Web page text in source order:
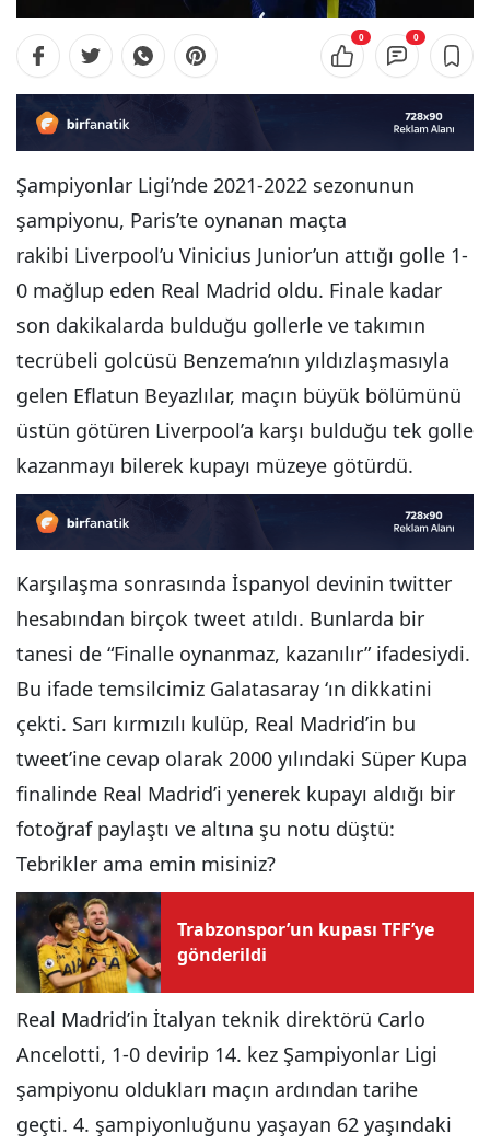
0 0
Şampiyonlar Ligi’nde 2021-2022 sezonunun
şampiyonu, Paris’te oynanan maçta
rakibi Liverpool’u Vinicius Junior’un attığı golle 1-
0 mağlup eden Real Madrid oldu. Finale kadar
son dakikalarda bulduğu gollerle ve takımın
tecrübeli golcüsü Benzema’nın yıldızlaşmasıyla
gelen Eflatun Beyazlılar, maçın büyük bölümünü
üstün götüren Liverpool’a karşı bulduğu tek golle
kazanmayı bilerek kupayı müzeye götürdü.
Karşılaşma sonrasında İspanyol devinin twitter
hesabından birçok tweet atıldı. Bunlarda bir
tanesi de “Finalle oynanmaz, kazanılır” ifadesiydi.
Bu ifade temsilcimiz Galatasaray ‘ın dikkatini
çekti. Sarı kırmızılı kulüp, Real Madrid’in bu
tweet’ine cevap olarak 2000 yılındaki Süper Kupa
finalinde Real Madrid’i yenerek kupayı aldığı bir
fotoğraf paylaştı ve altına şu notu düştü:
Tebrikler ama emin misiniz?
Trabzonspor’un kupası TFF’ye
gönderildi
Real Madrid’in İtalyan teknik direktörü Carlo
Ancelotti, 1-0 devirip 14. kez Şampiyonlar Ligi
şampiyonu oldukları maçın ardından tarihe
geçti. 4. şampiyonluğunu yaşayan 62 yaşındaki